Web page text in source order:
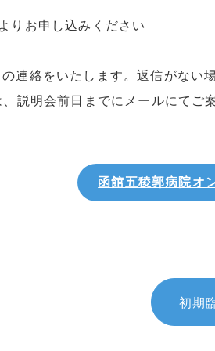
りお申し込みください
連絡をいたします。返信がない
説明会前日までにメールにてご
函館五稜郭病院オ
初期